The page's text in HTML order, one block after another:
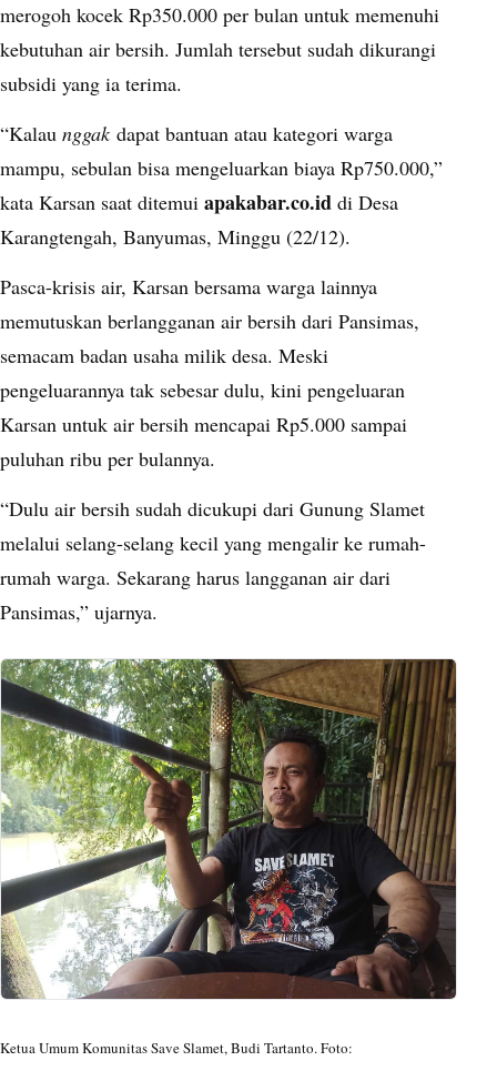
merogoh kocek Rp350.000 per bulan untuk memenuhi
kebutuhan air bersih. Jumlah tersebut sudah dikurangi
subsidi yang ia terima.
“Kalau nggak dapat bantuan atau kategori warga
mampu, sebulan bisa mengeluarkan biaya Rp750.000,”
kata Karsan saat ditemui apakabar.co.id di Desa
Karangtengah, Banyumas, Minggu (22/12).
Pasca-krisis air, Karsan bersama warga lainnya
memutuskan berlangganan air bersih dari Pansimas,
semacam badan usaha milik desa. Meski
pengeluarannya tak sebesar dulu, kini pengeluaran
Karsan untuk air bersih mencapai Rp5.000 sampai
puluhan ribu per bulannya.
“Dulu air bersih sudah dicukupi dari Gunung Slamet
melalui selang-selang kecil yang mengalir ke rumah-
rumah warga. Sekarang harus langganan air dari
Pansimas,” ujarnya.
Ketua Umum Komunitas Save Slamet, Budi Tartanto. Foto: